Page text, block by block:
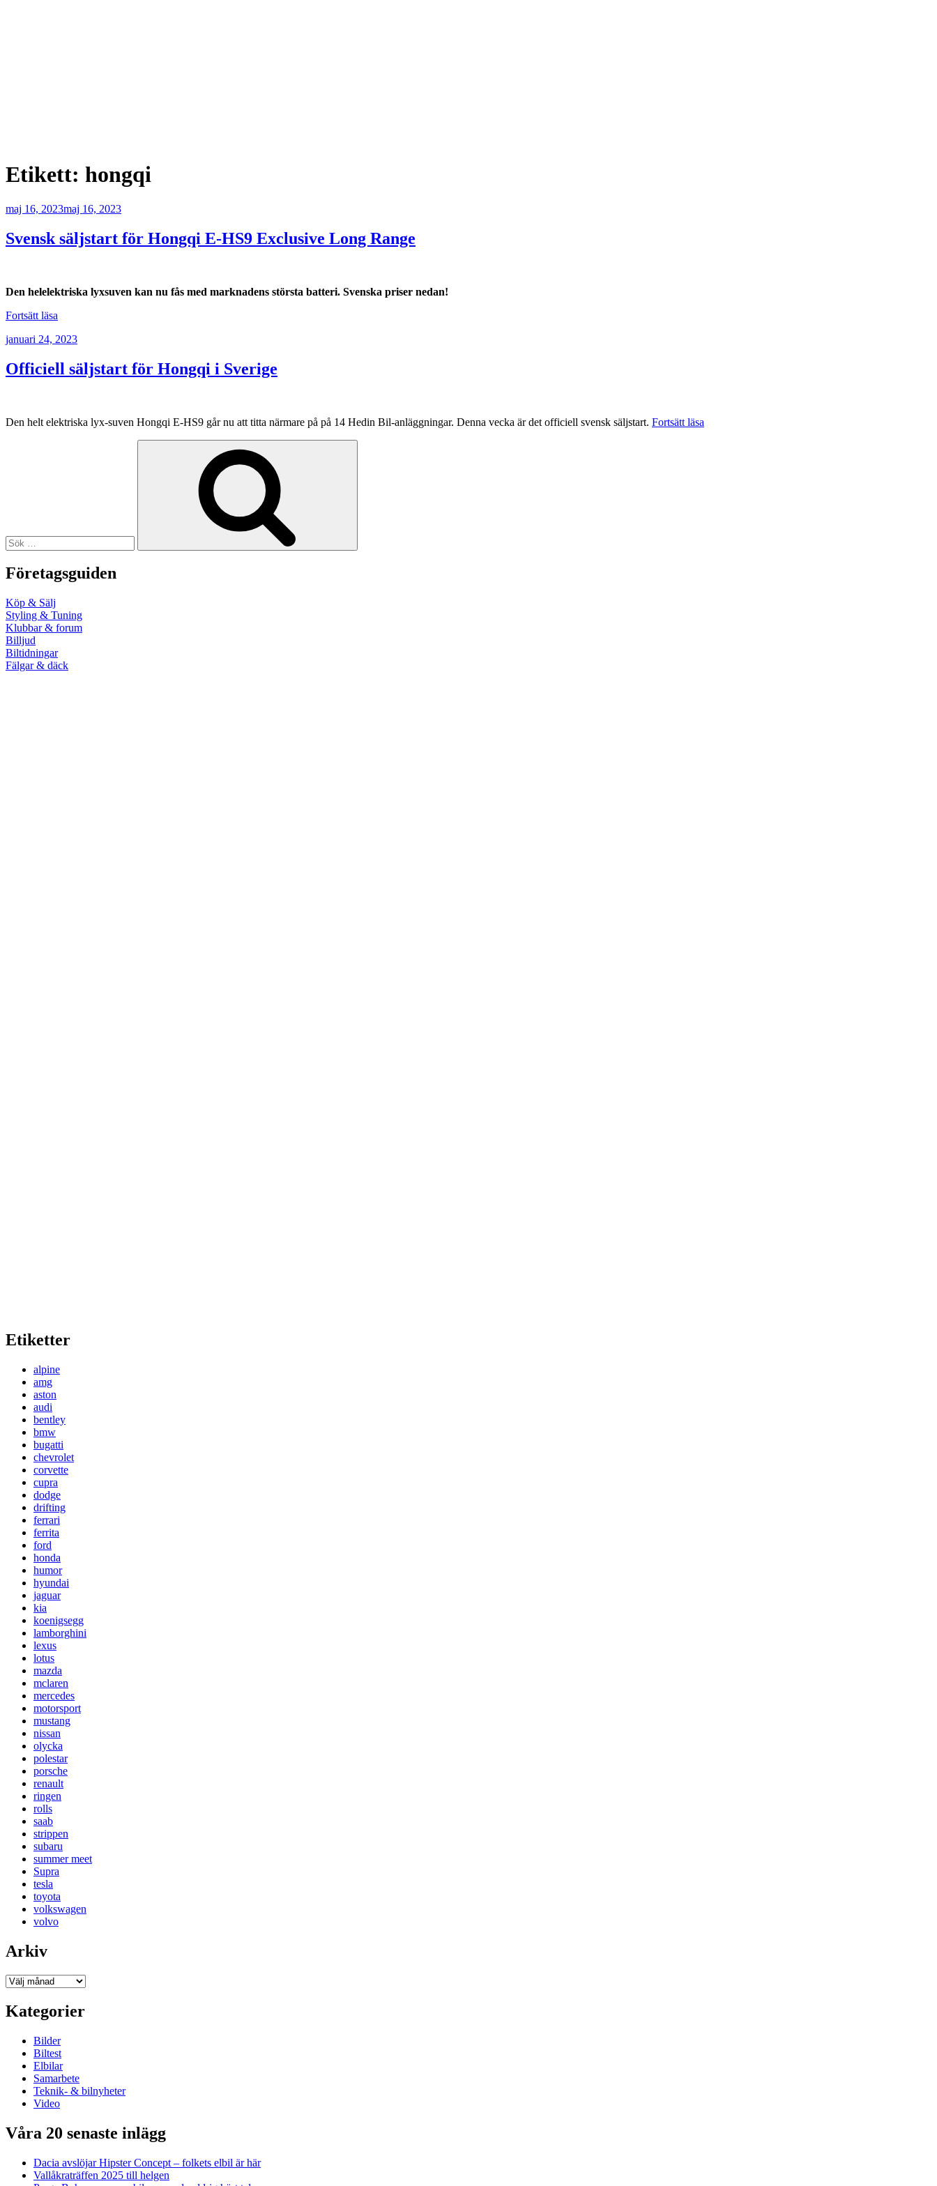
Etikett: hongqi
Publicerat
maj 16, 2023maj 16, 2023
Svensk säljstart för Hongqi E-HS9 Exclusive Long Range
Den helelektriska lyxsuven kan nu fås med marknadens största batteri. Svenska priser nedan!
Fortsätt läsa
för
E-
HS9
Publicerat
januari 24, 2023
Officiell säljstart för Hongqi i Sverige
Den helt elektriska lyx-suven Hongqi E-HS9 går nu att titta närmare på på 14 Hedin Bil-anläggningar. Denna vecka är det officiell svensk säljstart. Fortsätt läsa
Företagsguiden
Köp & Sälj
Styling & Tuning
Klubbar & forum
Billjud
Biltidningar
Fälgar & däck
Etiketter
alpine
amg
aston
audi
bentley
bmw
bugatti
chevrolet
corvette
cupra
dodge
drifting
ferrari
ferrita
ford
honda
humor
hyundai
jaguar
kia
koenigsegg
lamborghini
lexus
lotus
mazda
mclaren
mercedes
motorsport
mustang
nissan
olycka
polestar
porsche
renault
ringen
rolls
saab
strippen
subaru
summer meet
Supra
tesla
toyota
volkswagen
volvo
Arkiv
Arkiv
Kategorier
Bilder
Biltest
Elbilar
Samarbete
Teknik- & bilnyheter
Video
Våra 20 senaste inlägg
Dacia avslöjar Hipster Concept – folkets elbil är här
Vallåkraträffen 2025 till helgen